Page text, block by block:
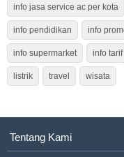
info jasa service ac per kota
info pendidikan info
info supermarket info tarif
listrik travel wisata
Tentang Kami